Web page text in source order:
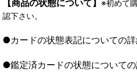
【商品の状態について】 ※初めて
認下さい。
●カードの状態表記についての
●鑑定済カードの状態について